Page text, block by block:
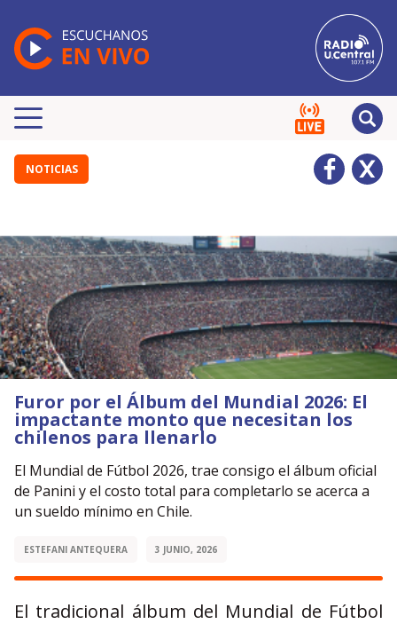
NOTICIAS
Furor por el Álbum del Mundial 2026: El
impactante monto que necesitan los
chilenos para llenarlo
El Mundial de Fútbol 2026, trae consigo el álbum oficial
de Panini y el costo total para completarlo se acerca a
un sueldo mínimo en Chile.
ESTEFANI ANTEQUERA 3 JUNIO, 2026
El tradicional álbum del Mundial de Fútbol